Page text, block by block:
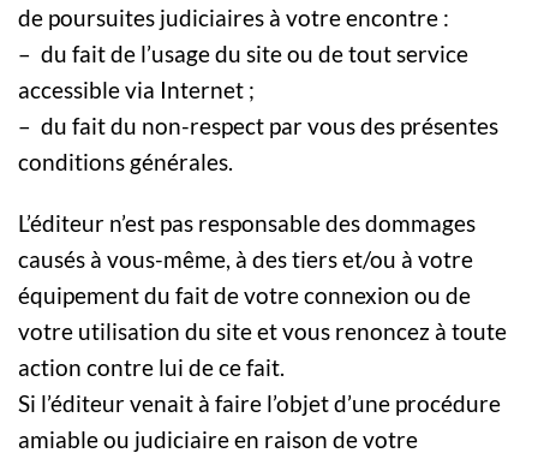
de poursuites judiciaires à votre encontre :
– du fait de l’usage du site ou de tout service
accessible via Internet ;
– du fait du non-respect par vous des présentes
conditions générales.
L’éditeur n’est pas responsable des dommages
causés à vous-même, à des tiers et/ou à votre
équipement du fait de votre connexion ou de
votre utilisation du site et vous renoncez à toute
action contre lui de ce fait.
Si l’éditeur venait à faire l’objet d’une procédure
amiable ou judiciaire en raison de votre